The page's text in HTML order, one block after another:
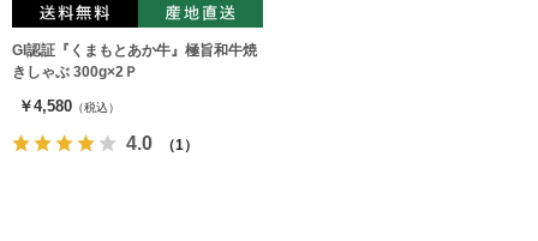
GI認証『くまもとあか牛』極旨和牛焼
きしゃぶ 300g×2Ｐ
￥4,580 （税込）
4.0 （1）